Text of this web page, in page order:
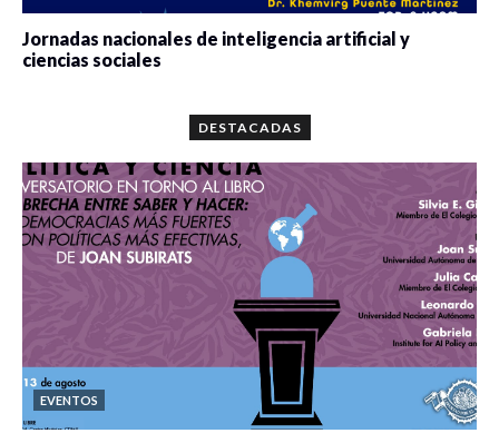
Jornadas nacionales de inteligencia artificial y
ciencias sociales
DESTACADAS
EVENTOS